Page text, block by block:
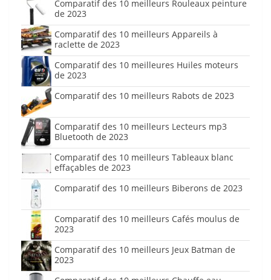
Comparatif des 10 meilleurs Rouleaux peinture
de 2023
Comparatif des 10 meilleurs Appareils à
raclette de 2023
Comparatif des 10 meilleures Huiles moteurs
de 2023
Comparatif des 10 meilleurs Rabots de 2023
Comparatif des 10 meilleurs Lecteurs mp3
Bluetooth de 2023
Comparatif des 10 meilleurs Tableaux blanc
effaçables de 2023
Comparatif des 10 meilleurs Biberons de 2023
Comparatif des 10 meilleurs Cafés moulus de
2023
Comparatif des 10 meilleurs Jeux Batman de
2023